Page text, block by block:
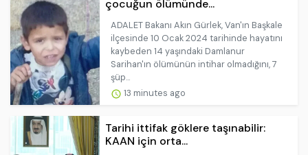
çocuğun ölümünde...
ADALET Bakanı Akın Gürlek, Van'ın Başkale
ilçesinde 10 Ocak 2024 tarihinde hayatını
kaybeden 14 yaşındaki Damlanur
Sarihan'ın ölümünün intihar olmadığını, 7
şüp...
13 minutes ago
Tarihi ittifak göklere taşınabilir:
KAAN için orta...